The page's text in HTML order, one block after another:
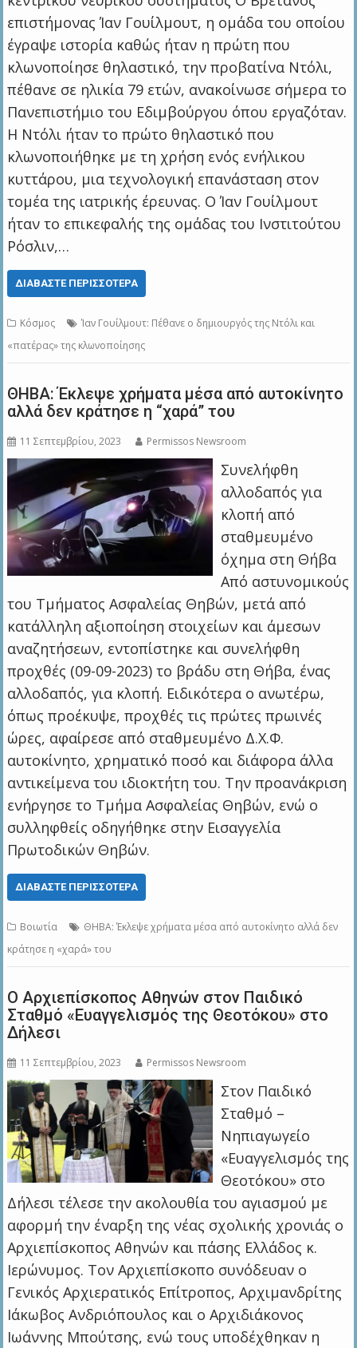
επιστήμονας Ίαν Γουίλμουτ, η ομάδα του οποίου
έγραψε ιστορία καθώς ήταν η πρώτη που
κλωνοποίησε θηλαστικό, την προβατίνα Ντόλι,
πέθανε σε ηλικία 79 ετών, ανακοίνωσε σήμερα το
Πανεπιστήμιο του Εδιμβούργου όπου εργαζόταν.
Η Ντόλι ήταν το πρώτο θηλαστικό που
κλωνοποιήθηκε με τη χρήση ενός ενήλικου
κυττάρου, μια τεχνολογική επανάσταση στον
τομέα της ιατρικής έρευνας. Ο Ίαν Γουίλμουτ
ήταν το επικεφαλής της ομάδας του Ινστιτούτου
Ρόσλιν,…
ΔΙΑΒΆΣΤΕ ΠΕΡΙΣΣΌΤΕΡΑ
Κόσμος
Ίαν Γουίλμουτ: Πέθανε o δημιουργός της Ντόλι και
«πατέρας» της κλωνοποίησης
ΘΗΒΑ: Έκλεψε χρήματα μέσα από αυτοκίνητο
αλλά δεν κράτησε η “χαρά” του
11 Σεπτεμβρίου, 2023 Permissos Newsroom
Συνελήφθη
αλλοδαπός για
κλοπή από
σταθμευμένο
όχημα στη Θήβα
Από αστυνομικούς
του Τμήματος Ασφαλείας Θηβών, μετά από
κατάλληλη αξιοποίηση στοιχείων και άμεσων
αναζητήσεων, εντοπίστηκε και συνελήφθη
προχθές (09-09-2023) το βράδυ στη Θήβα, ένας
αλλοδαπός, για κλοπή. Ειδικότερα ο ανωτέρω,
όπως προέκυψε, προχθές τις πρώτες πρωινές
ώρες, αφαίρεσε από σταθμευμένο Δ.Χ.Φ.
αυτοκίνητο, χρηματικό ποσό και διάφορα άλλα
αντικείμενα του ιδιοκτήτη του. Την προανάκριση
ενήργησε το Τμήμα Ασφαλείας Θηβών, ενώ ο
συλληφθείς οδηγήθηκε στην Εισαγγελία
Πρωτοδικών Θηβών.
ΔΙΑΒΆΣΤΕ ΠΕΡΙΣΣΌΤΕΡΑ
Βοιωτία
ΘΗΒΑ: Έκλεψε χρήματα μέσα από αυτοκίνητο αλλά δεν
κράτησε η «χαρά» του
Ο Αρχιεπίσκοπος Αθηνών στον Παιδικό
Σταθμό «Ευαγγελισμός της Θεοτόκου» στο
Δήλεσι
11 Σεπτεμβρίου, 2023 Permissos Newsroom
Στον Παιδικό
Σταθμό –
Νηπιαγωγείο
«Ευαγγελισμός της
Θεοτόκου» στο
Δήλεσι τέλεσε την ακολουθία του αγιασμού με
αφορμή την έναρξη της νέας σχολικής χρονιάς ο
Αρχιεπίσκοπος Αθηνών και πάσης Ελλάδος κ.
Ιερώνυμος. Τον Αρχιεπίσκοπο συνόδευαν ο
Γενικός Αρχιερατικός Επίτροπος, Αρχιμανδρίτης
Ιάκωβος Ανδριόπουλος και ο Αρχιδιάκονος
Ιωάννης Μπούτσης, ενώ τους υποδέχθηκαν η